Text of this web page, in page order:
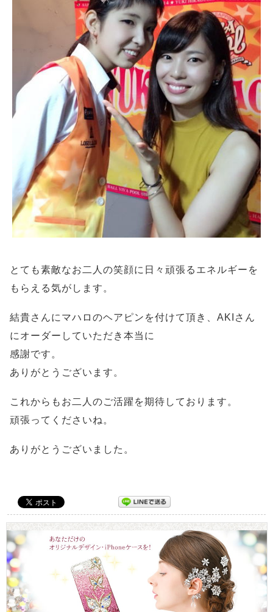
とても素敵なお二人の笑顔に日々頑張るエネルギーを
もらえる気がします。
結貴さんにマハロのヘアピンを付けて頂き、AKIさん
にオーダーしていただき本当に
感謝です。
ありがとうございます。
これからもお二人のご活躍を期待しております。
頑張ってくださいね。
ありがとうございました。